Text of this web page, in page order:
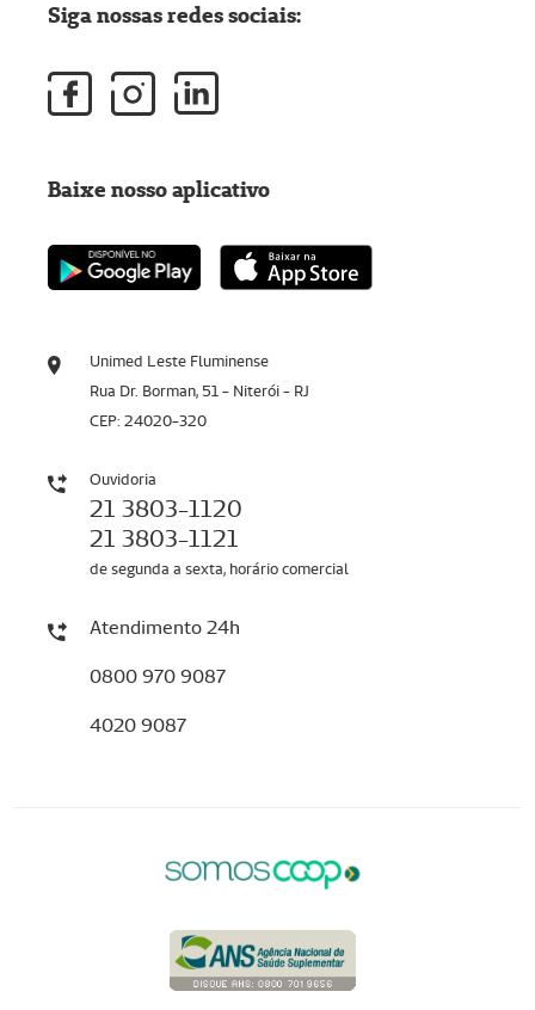
Unimed Leste Fluminense
Rua Dr. Borman, 51 - Niterói - RJ
CEP: 24020-320
Ouvidoria
21 3803-1120
21 3803-1121
de segunda a sexta, horário comercial
Atendimento 24h
0800 970 9087
4020 9087
Siga nossas redes sociais:
Baixe nosso aplicativo